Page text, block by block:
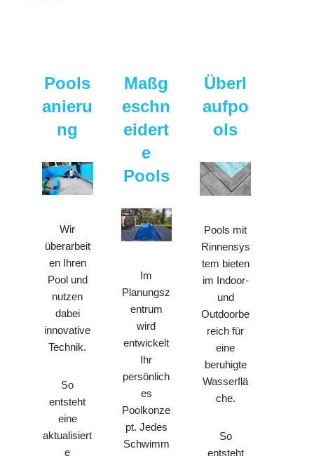
Pools
anieru
ng
Wir
überarbeit
en Ihren
Pool und
nutzen
dabei
innovative
Technik.
So
entsteht
eine
aktualisiert
e
Maßg
eschn
eidert
e
Pools
Im
Planungsz
entrum
wird
entwickelt
Ihr
persönlich
es
Poolkonze
pt. Jedes
Schwimm
Überl
aufpo
ols
Pools mit
Rinnensys
tem bieten
im Indoor-
und
Outdoorbe
reich für
eine
beruhigte
Wasserflä
che.
So
entsteht